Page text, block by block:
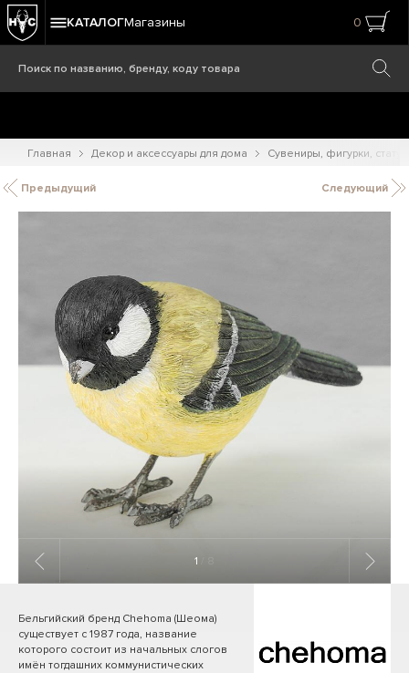
КАТАЛОГМагазины 0
Главная Декор и аксессуары для дома Сувениры, фигурки,
Предыдущий Следующий
1
Бельгийский бренд Chehoma (Шеома)
существует с 1987 года, название
которого состоит из начальных слогов
имён тогдашних коммунистических